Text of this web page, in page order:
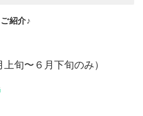
紹介♪
旬〜６月下旬のみ）